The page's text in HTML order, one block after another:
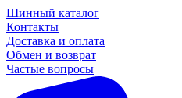
Шинный каталог
Контакты
Доставка и оплата
Обмен и возврат
Частые вопросы